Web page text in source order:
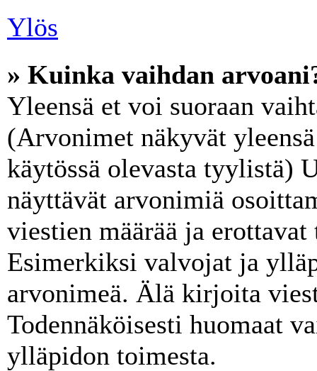
Ylös
» Kuinka vaihdan
Yleensä et voi suoraan
(Arvonimet näkyvät
käytössä olevasta tyylistä)
näyttävät arvonimiä
viestien määrää ja
Esimerkiksi valvojat ja
arvonimeä. Älä kirjoita
Todennäköisesti huomaat
ylläpidon toimesta.